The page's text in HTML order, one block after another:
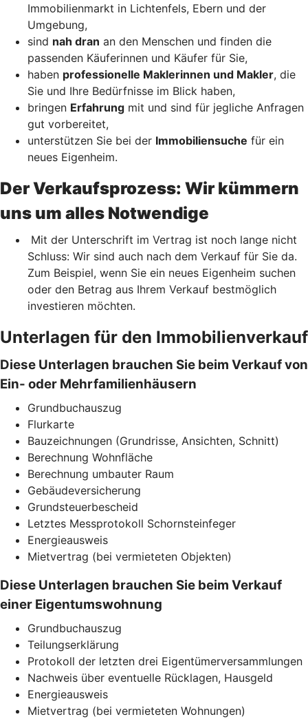
Immobilienmarkt in Lichtenfels, Ebern und der
Umgebung,
sind nah dran an den Menschen und finden die
passenden Käuferinnen und Käufer für Sie,
haben professionelle Maklerinnen und Makler, die
Sie und Ihre Bedürfnisse im Blick haben,
bringen Erfahrung mit und sind für jegliche Anfragen
gut vorbereitet,
unterstützen Sie bei der Immobiliensuche für ein
neues Eigenheim.
Der Verkaufsprozess: Wir kümmern
uns um alles Notwendige
Mit der Unterschrift im Vertrag ist noch lange nicht
Schluss: Wir sind auch nach dem Verkauf für Sie da.
Zum Beispiel, wenn Sie ein neues Eigenheim suchen
oder den Betrag aus Ihrem Verkauf bestmöglich
investieren möchten.
Unterlagen für den Immobilienverkauf
Diese Unterlagen brauchen Sie beim Verkauf von
Ein- oder Mehrfamilienhäusern
Grundbuchauszug
Flurkarte
Bauzeichnungen (Grundrisse, Ansichten, Schnitt)
Berechnung Wohnfläche
Berechnung umbauter Raum
Gebäudeversicherung
Grundsteuerbescheid
Letztes Messprotokoll Schornsteinfeger
Energieausweis
Mietvertrag (bei vermieteten Objekten)
Diese Unterlagen brauchen Sie beim Verkauf
einer Eigentumswohnung
Grundbuchauszug
Teilungserklärung
Protokoll der letzten drei Eigentümerversammlungen
Nachweis über eventuelle Rücklagen, Hausgeld
Energieausweis
Mietvertrag (bei vermieteten Wohnungen)